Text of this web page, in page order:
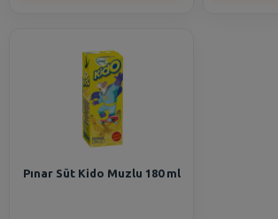
Pınar Süt Kido Muzlu 180 ml